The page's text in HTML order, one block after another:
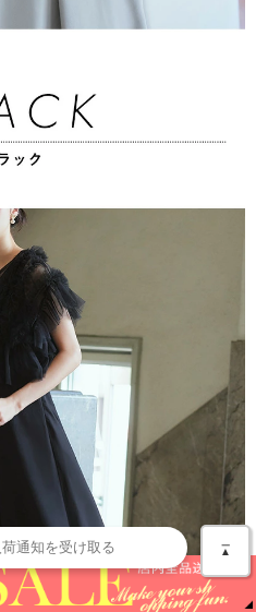
▲
通知を受け取る